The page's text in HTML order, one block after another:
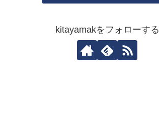
kitayamakをフォローする